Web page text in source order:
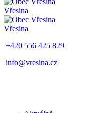
Vřesina
Vřesina
+420 556 425 829
info@vresina.cz